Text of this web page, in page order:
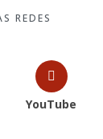
REDES
YouTube